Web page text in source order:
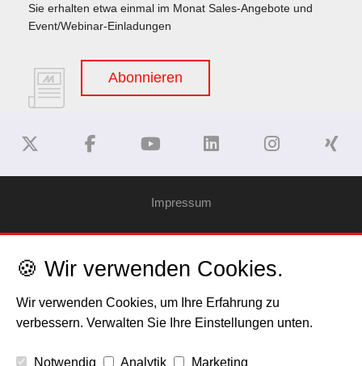
Sie erhalten etwa einmal im Monat Sales-Angebote und
Event/Webinar-Einladungen
Abonnieren
Impressum
Cookies
🍪 Wir verwenden Cookies.
Wir verwenden Cookies, um Ihre Erfahrung zu
verbessern. Verwalten Sie Ihre Einstellungen unten.
Notwendig Analytik Marketing